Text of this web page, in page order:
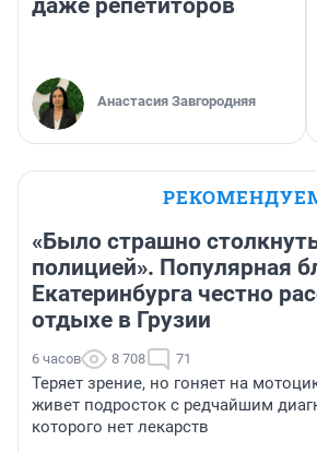
даже репетиторов
Анастасия Завгородняя
«Было страшно
полицией». Популярная
Екатеринбурга честно
отдыхе в Грузии
6 часов 8 708 71
Теряет зрение, но гоняет на
живет подросток с редчайшим
которого нет лекарств